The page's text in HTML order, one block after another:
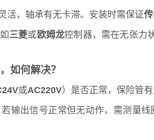
活，轴承有无卡滞。安装时需保证
三菱或 欧姆龙控制器，需在无张力
如何解决？
或AC220V）是否正常，保险管
输出信号正常但无动作，需测量线